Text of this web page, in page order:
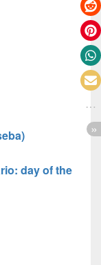
day of the